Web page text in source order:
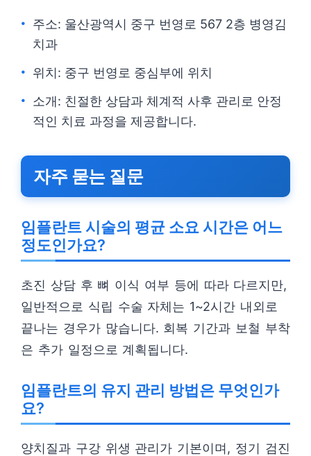
주소: 울산광역시 중구 번영로 567 2층 병영김
치과
위치: 중구 번영로 중심부에 위치
소개: 친절한 상담과 체계적 사후 관리로 안정
적인 치료 과정을 제공합니다.
자주 묻는 질문
임플란트 시술의 평균 소요 시간은 어느
정도인가요?
초진 상담 후 뼈 이식 여부 등에 따라 다르지만,
일반적으로 식립 수술 자체는 1~2시간 내외로
끝나는 경우가 많습니다. 회복 기간과 보철 부착
은 추가 일정으로 계획됩니다.
임플란트의 유지 관리 방법은 무엇인가
요?
양치질과 구강 위생 관리가 기본이며, 정기 검진